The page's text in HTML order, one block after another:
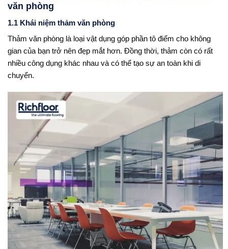
văn phòng
1.1 Khái niệm thảm văn phòng
Thảm văn phòng là loại vật dụng góp phần tô điểm cho không
gian của bạn trở nên đẹp mắt hơn. Đồng thời, thảm còn có rất
nhiều công dụng khác nhau và có thể tạo sự an toàn khi di
chuyển.